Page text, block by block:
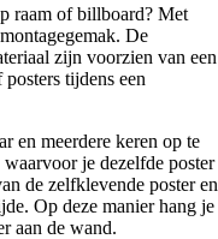
raam of billboard? Met
De
zijn voorzien van een
tijdens een
en meerdere keren op te
je dezelfde poster
de zelfklevende poster en
Op deze manier hang je
aan de wand.